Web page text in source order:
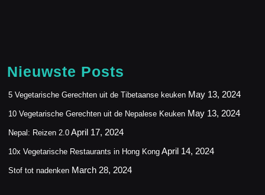
Nieuwste Posts
5 Vegetarische Gerechten uit de Tibetaanse keuken May 13, 2024
10 Vegetarische Gerechten uit de Nepalese Keuken May 13, 2024
Nepal: Reizen 2.0 April 17, 2024
10x Vegetarische Restaurants in Hong Kong April 14, 2024
Stof tot nadenken March 28, 2024